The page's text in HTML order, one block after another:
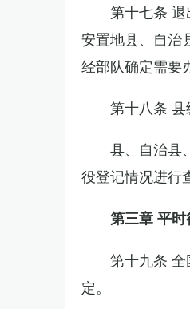
第十七条
安置地县、自治
经部队确定需要
第十八条 县
县、自治县
役登记情况进行
第三章 平
第十九条
定。